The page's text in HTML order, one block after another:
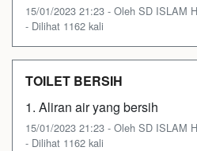
15/01/2023 21:23 - Oleh SD ISLAM
- Dilihat 1162 kali
TOILET BERSIH
1. Aliran air yang bersih
15/01/2023 21:23 - Oleh SD ISLAM
- Dilihat 1162 kali